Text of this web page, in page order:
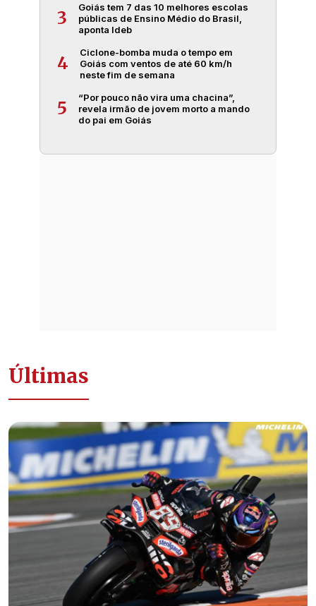
3
Goiás tem 7 das 10 melhores escolas
públicas de Ensino Médio do Brasil,
aponta Ideb
4
Ciclone-bomba muda o tempo em
Goiás com ventos de até 60 km/h
neste fim de semana
5
“Por pouco não vira uma chacina”,
revela irmão de jovem morto a mando
do pai em Goiás
Últimas